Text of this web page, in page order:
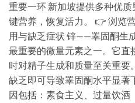
重要一环 新加坡提供多种优
键营养，恢复活力。 👉 浏览
用与缺乏症状 锌——睪固酮生
最重要的微量元素之一。它直
时对精子生成和质量至关重
缺乏即可导致睪固酮水平显著
因包括：素食主义、过量饮酒